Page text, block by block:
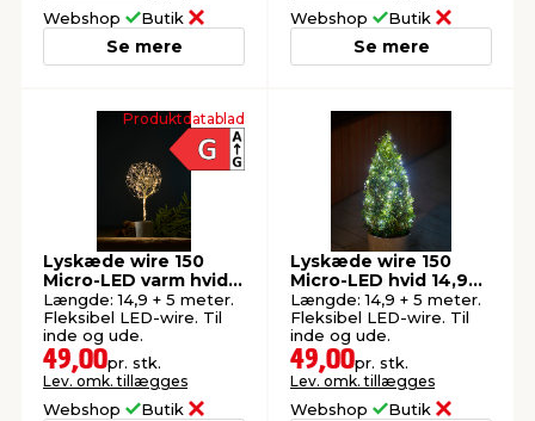
Webshop Butik
Se mere
Webshop Butik
Se mere
Produktdatablad
Lyskæde wire 150
Micro-LED varm hvid
14,9 meter
Længde: 14,9 + 5 meter.
Fleksibel LED-wire. Til
inde og ude.
49,00pr. stk.
Lev. omk. tillægges
Webshop Butik
Lyskæde wire 150
Micro-LED hvid 14,9
meter
Længde: 14,9 + 5 meter.
Fleksibel LED-wire. Til
inde og ude.
49,00pr. stk.
Lev. omk. tillægges
Webshop Butik